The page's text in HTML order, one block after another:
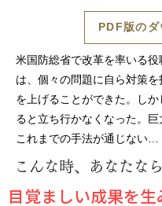
PDF版の
米国防総省で改革を率いる役
は、個々の問題に自ら対策
を上げることができた。し
ると立ち行かなくなった。巨
これまでの手法が通じない…
こんな時、あなたな
目覚ましい成果を生